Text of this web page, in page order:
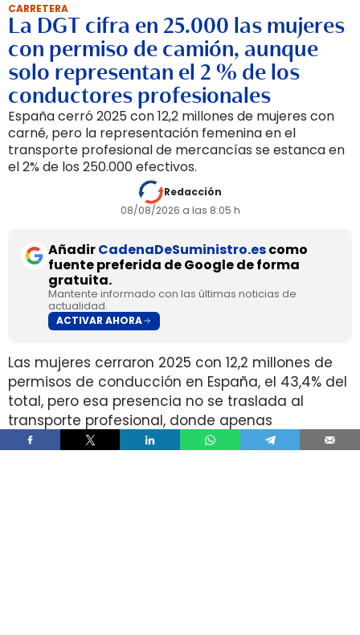
CARRETERA
La DGT cifra en 25.000 las mujeres
con permiso de camión, aunque
solo representan el 2 % de los
conductores profesionales
España cerró 2025 con 12,2 millones de mujeres con
carné, pero la representación femenina en el
transporte profesional de mercancías se estanca en
el 2% de los 250.000 efectivos.
Redacción
08/08/2026 a las 8:05 h
AñadirCadenaDeSuministro.escomo
fuente preferida de Google de forma
gratuita.
Mantente informado con las últimas noticias de
actualidad.
ACTIVAR AHORA
Las mujeres cerraron 2025 con 12,2 millones de
permisos de conducción en España, el 43,4% del
total, pero esa presencia no se traslada al
transporte profesional, donde apenas
representan el 2% de un colectivo de 250.000